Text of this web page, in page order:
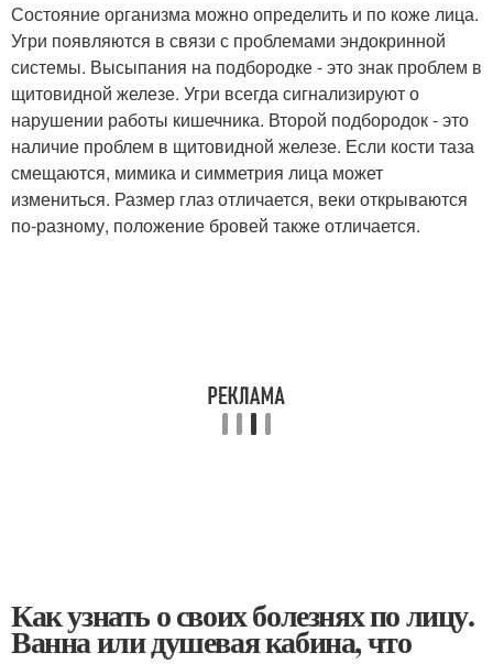
Состояние организма можно определить и по коже лица.
Угри появляются в связи с проблемами эндокринной
системы. Высыпания на подбородке - это знак проблем в
щитовидной железе. Угри всегда сигнализируют о
нарушении работы кишечника. Второй подбородок - это
наличие проблем в щитовидной железе. Если кости таза
смещаются, мимика и симметрия лица может
измениться. Размер глаз отличается, веки открываются
по-разному, положение бровей также отличается.
Как узнать о своих болезнях по лицу.
Ванна или душевая кабина, что